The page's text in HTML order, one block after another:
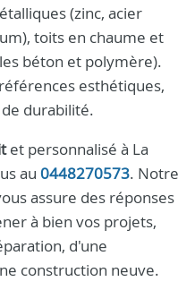
(zinc, acier
toits en chaume et
béton et polymère).
esthétiques,
durabilité.
et personnalisé à La
au 0448270573. Notre
assure des réponses
à bien vos projets,
d'une
construction neuve.